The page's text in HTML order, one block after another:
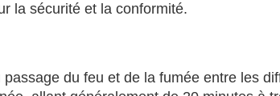
la sécurité et la conformité.
du feu et de la fumée entre les